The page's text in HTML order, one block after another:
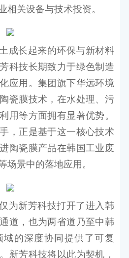
相关设备与技术投资。
成长起来的环保与新材料
科技长期致力于绿色制造
应用。集团旗下华远环境
瓷膜技术，在水处理、污
用等方面拥有显著优势。
，正是基于这一核心技术
陶瓷膜产品在韩国工业废
场景中的落地应用。
为新芳科技打开了进入韩
道，也为两省道乃至中韩
的深度协同提供了可复
新芳科技将以此为契机，